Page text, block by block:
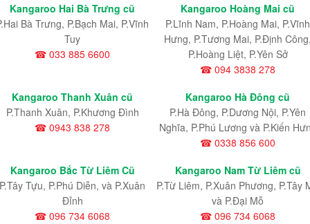
Kangaroo Hai Bà Trưng cũ
Bà Trưng, P.Bạch Mai, P.Vĩnh
Tuy
☎ 033 885 6600
Kangaroo Hoàng Mai cũ
P.Lĩnh Nam, P.Hoàng Mai, P.Vĩnh
Hưng, P.Tương Mai, P.Định
P.Hoàng Liệt, P.Yên Sở
☎ 094 3838 278
Kangaroo Thanh Xuân cũ
P.Thanh Xuân, P.Khương Đình
☎ 0943 838 278
Kangaroo Hà Đông cũ
P.Hà Đông, P.Dương Nội, P.Yên
Nghĩa, P.Phú Lương và P.Kiến
☎ 0338 856 600
Kangaroo Bắc Từ Liêm Cũ
P.Tây Tựu, P.Phú Diễn, và P.Xuân
Đỉnh
☎ 096 734 6068
Kangaroo Nam Từ Liêm cũ
P.Từ Liêm, P.Xuân Phương, P.Tây
và P.Đại Mỗ
☎ 096 734 6068